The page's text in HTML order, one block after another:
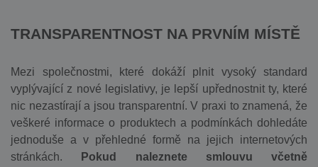
TRANSPARENTNOST NA PRVNÍM MÍSTĚ
Mezi společnostmi, které dokáží plnit vysoký standard
vyplývající z nové legislativy, je lepší upřednostnit ty, které
nic nezastírají a jsou transparentní. V praxi to znamená, že
veškeré informace o produktech a podmínkách dohledáte
jednoduše a v přehledné formě na jejich internetových
stránkách.
Pokud naleznete smlouvu včetně